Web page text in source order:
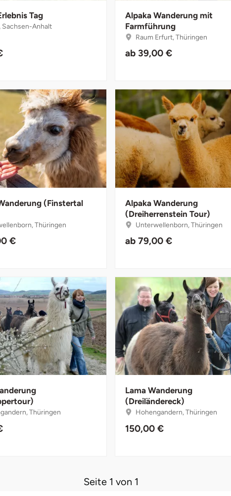
Tag
Sachsen-Anhalt
Alpaka Wanderung mit
Farmführung
Raum Erfurt, Thüringen
ab 39,00 €
(Finstertal
Thüringen
€
Alpaka Wanderung
(Dreiherrenstein Tour)
Unterwellenborn, Thüringen
ab 79,00 €
Thüringen
Lama Wanderung
(Dreiländereck)
Hohengandern, Thüringen
150,00 €
Seite 1 von 1